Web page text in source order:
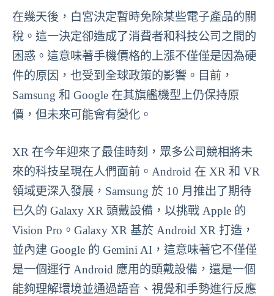
在幾天後，白宮決定暫時免除某些電子產品的關
稅。這一決定卻造成了消費者和科技公司之間的
困惑。這意味著手機價格的上漲不僅僅是因為硬
件的原因，也受到全球政策的影響。目前，
Samsung 和 Google 在其旗艦機型上仍保持原
價，但未來可能會有變化。
XR 在今年迎來了最佳時刻，眾多公司競相將未
來的科技呈現在人們面前。Android 在 XR 和 VR
領域更深入發展，Samsung 於 10 月推出了期待
已久的 Galaxy XR 頭戴設備，以挑戰 Apple 的
Vision Pro。Galaxy XR 基於 Android XR 打造，
並內建 Google 的 Gemini AI，這意味著它不僅僅
是一個運行 Android 應用的頭戴設備，還是一個
能夠理解環境並通過語音、視覺和手勢進行反應